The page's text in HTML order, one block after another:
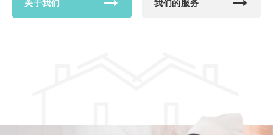
关于我们 我们的服务